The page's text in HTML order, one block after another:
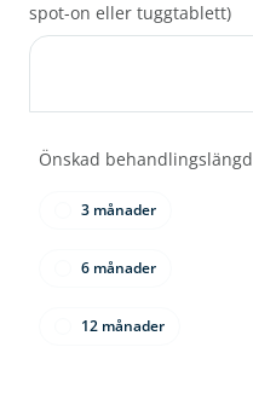
spot-on eller tuggtablett)
Önskad behandlingslängd
3 månader
6 månader
12 månader